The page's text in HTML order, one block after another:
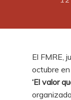
El FMRE,
octubre
‘El valor